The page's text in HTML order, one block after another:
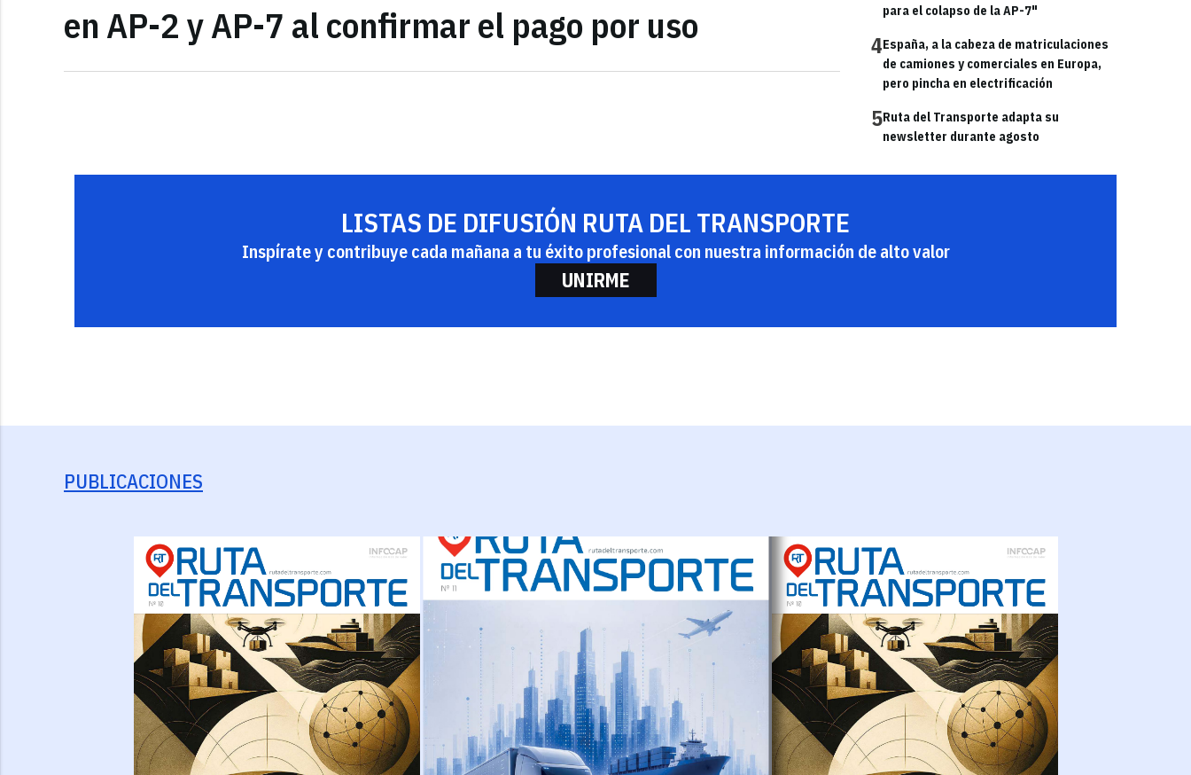
en AP-2 y AP-7 al confirmar el pago por uso
para el colapso de la AP-7"
4España, a la cabeza de matriculaciones
de camiones y comerciales en Europa,
pero pincha en electrificación
5Ruta del Transporte adapta su
newsletter durante agosto
LISTAS DE DIFUSIÓN RUTA DEL TRANSPORTE
Inspírate y contribuye cada mañana a tu éxito profesional con nuestra información de alto valor
UNIRME
PUBLICACIONES